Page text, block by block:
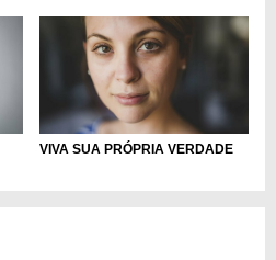
VIVA SUA PRÓPRIA VERDADE